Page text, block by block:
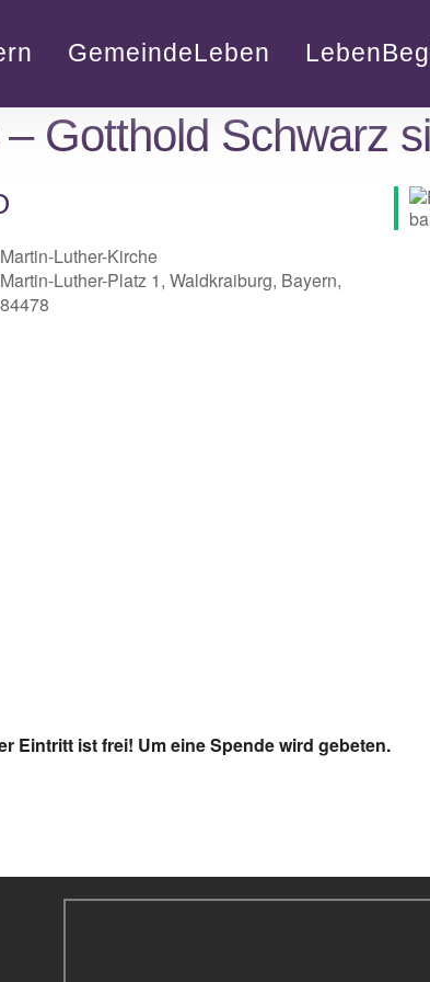
GemeindeLeben
Gotthold Schwarz
Martin-Luther-Kirche
Martin-Luther-Platz 1, Waldkraiburg, Bayern,
84478
Eintritt ist frei! Um eine Spende wird gebeten.